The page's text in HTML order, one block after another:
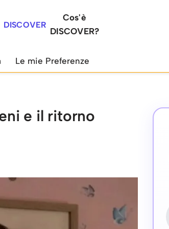
DISCOVER
Cos'è
DISCOVER?
Le mie Preferenze
e il ritorno